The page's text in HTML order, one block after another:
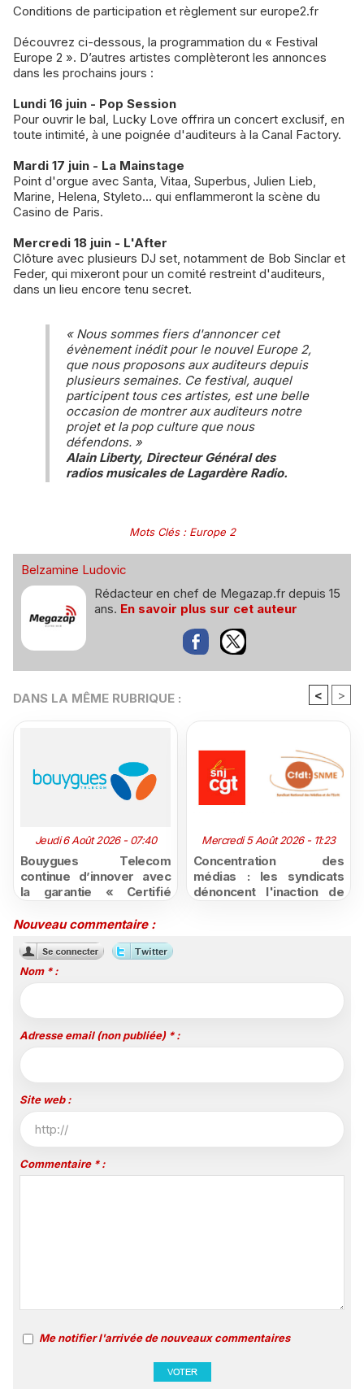
Conditions de participation et règlement sur europe2.fr
Découvrez ci-dessous, la programmation du « Festival
Europe 2 ». D’autres artistes complèteront les annonces
dans les prochains jours :
Lundi 16 juin - Pop Session
Pour ouvrir le bal, Lucky Love offrira un concert exclusif, en
toute intimité, à une poignée d'auditeurs à la Canal Factory.
Mardi 17 juin - La Mainstage
Point d'orgue avec Santa, Vitaa, Superbus, Julien Lieb,
Marine, Helena, Styleto... qui enflammeront la scène du
Casino de Paris.
Mercredi 18 juin - L'After
Clôture avec plusieurs DJ set, notamment de Bob Sinclar et
Feder, qui mixeront pour un comité restreint d'auditeurs,
dans un lieu encore tenu secret.
« Nous sommes fiers d'annoncer cet
évènement inédit pour le nouvel Europe 2,
que nous proposons aux auditeurs depuis
plusieurs semaines. Ce festival, auquel
participent tous ces artistes, est une belle
occasion de montrer aux auditeurs notre
projet et la pop culture que nous
défendons. »
Alain Liberty, Directeur Général des
radios musicales de Lagardère Radio.
Mots Clés: Europe 2
Belzamine Ludovic
Rédacteur en chef de Megazap.fr depuis 15
ans. En savoir plus sur cet auteur
DANS LA MÊME RUBRIQUE : < >
Jeudi 6 Août 2026 - 07:40
Bouygues Telecom
continue d’innover avec
la garantie « Certifié
»
Mercredi 5 Août 2026 - 11:23
Concentration des
médias : les syndicats
dénoncent l'inaction de
Nouveau commentaire :
Nom * :
Adresse email (non publiée) * :
Site web :
Commentaire * :
Me notifier l'arrivée de nouveaux commentaires